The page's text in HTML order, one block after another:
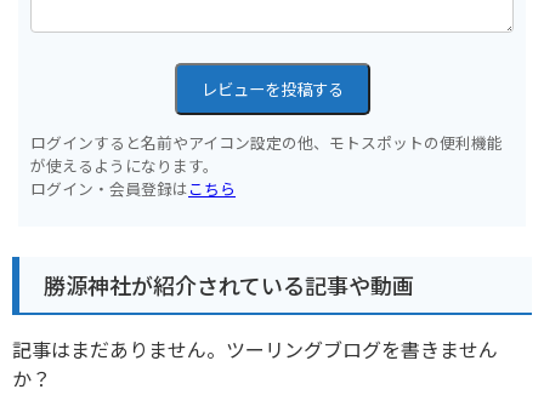
レビューを投稿する
ログインすると名前やアイコン設定の他、モトスポットの便利機能
が使えるようになります。
ログイン・会員登録はこちら
勝源神社が紹介されている記事や動画
記事はまだありません。ツーリングブログを書きません
か？